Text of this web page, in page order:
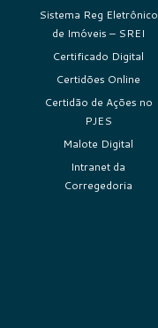
Sistema Reg Eletrônico
de Imóveis – SREI
Certificado Digital
Certidões Online
Certidão de Ações no
PJES
Malote Digital
Intranet da
Corregedoria